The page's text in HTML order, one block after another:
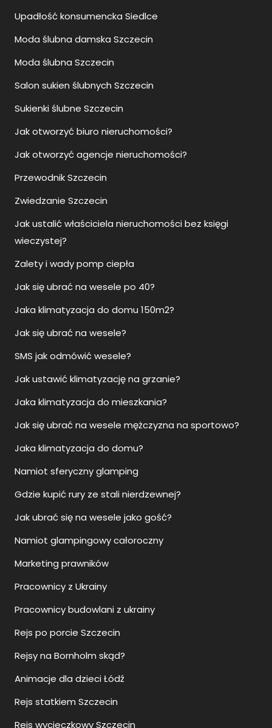
Upadłość konsumencka Siedlce
Moda ślubna damska Szczecin
Moda ślubna Szczecin
Salon sukien ślubnych Szczecin
Sukienki ślubne Szczecin
Jak otworzyć biuro nieruchomości?
Jak otworzyć agencje nieruchomości?
Przewodnik Szczecin
Zwiedzanie Szczecin
Jak ustalić właściciela nieruchomości bez księgi
wieczystej?
Zalety i wady pomp ciepła
Jak się ubrać na wesele po 40?
Jaka klimatyzacja do domu 150m2?
Jak się ubrać na wesele?
SMS jak odmówić wesele?
Jak ustawić klimatyzację na grzanie?
Jaka klimatyzacja do mieszkania?
Jak się ubrać na wesele mężczyzna na sportowo?
Jaka klimatyzacja do domu?
Namiot sferyczny glamping
Gdzie kupić rury ze stali nierdzewnej?
Jak ubrać się na wesele jako gość?
Namiot glampingowy całoroczny
Marketing prawników
Pracownicy z Ukrainy
Pracownicy budowlani z ukrainy
Rejs po porcie Szczecin
Rejsy na Bornholm skąd?
Animacje dla dzieci Łódź
Rejs statkiem Szczecin
Rejs wycieczkowy Szczecin